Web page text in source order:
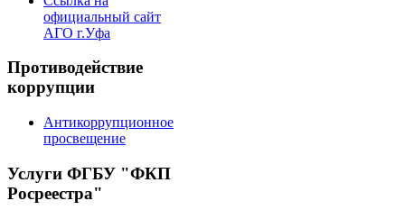
официальный сайт
АГО г.Уфа
Противодействие
коррупции
Антикоррупционное
просвещение
Услуги ФГБУ "ФКП
Росреестра"